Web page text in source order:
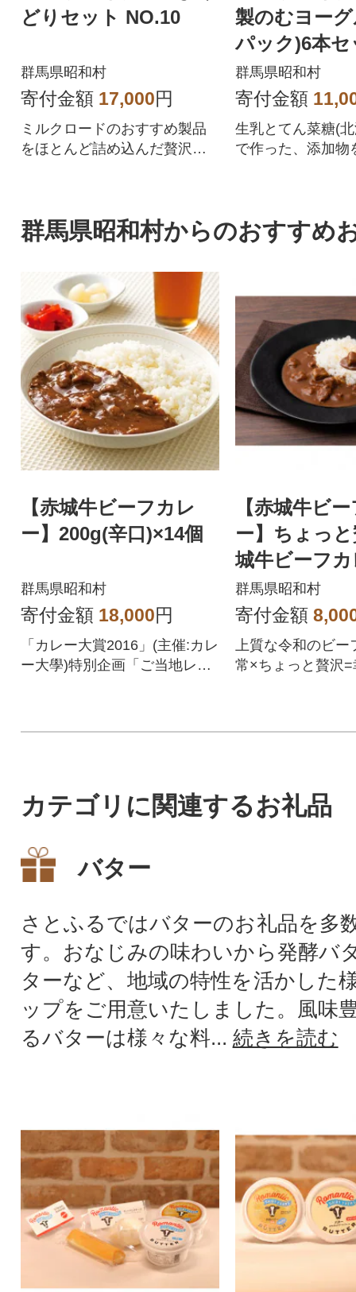
どりセット NO.10
群馬県昭和村
寄付金額 17,000円
ミルクロードのおすすめ製品
をほとんど詰め込んだ贅沢な
製のむヨー
パック)6本セ
6
群馬県昭和村
寄付金額
生乳とてん菜糖(
で作った、添加物
群馬県昭和村からのおすすめ
【赤城牛ビーフカレ
ー】200g(辛口)×14個
群馬県昭和村
寄付金額 18,000円
「カレー大賞2016」(主催:カレ
ー大學)特別企画「ご当地レト
【赤城牛ビ
ー】ちょっ
城牛ビーフ
辛 180g×4個
群馬県昭和村
寄付金額
上質な令和のビー
常×ちょっと贅沢
カテゴリに関連するお礼品
バター
さとふるではバターのお礼品を多
す。おなじみの味わいから発酵バ
ターなど、地域の特性を活かした
ップをご用意いたしました。風味
るバターは様々な料... 続きを読む